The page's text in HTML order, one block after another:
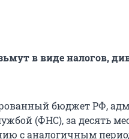
в виде налогов,
бюджет РФ,
(ФНС), за десять
с аналогичным